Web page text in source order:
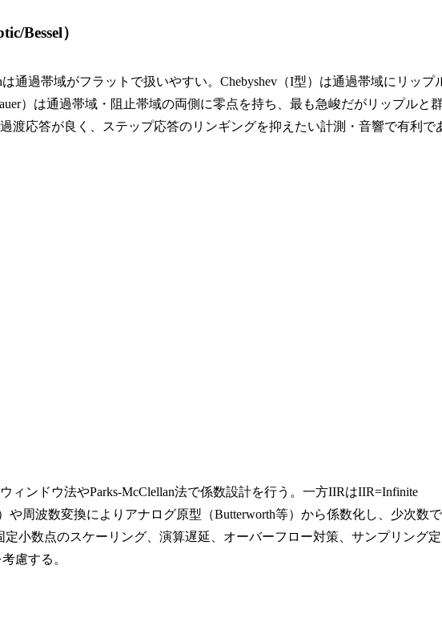
Bessel）
通過帯域がフラットで扱いやすい。Chebyshev（I型）は通過帯域にリップ
）は通過帯域・阻止帯域の両側に零点を持ち、最も急峻だがリップルと
渡応答が良く、ステップ応答のリンギングを抑えたい計測・音響で有利で
ィンドウ法やParks-McClellan法で係数設計を行う。一方IIRはIIR=Infinite
や周波数変換によりアナログ原型（Butterworth等）から係数化し、少次数で
小数点のスケーリング、演算遅延、オーバーフロー対策、サンプリング定
慮する。